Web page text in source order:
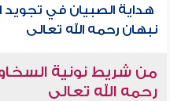
هداية الصبيان في تجويد
نبهان رحمه الله تعالى
من شريط نونية
رحمه الله تعالى